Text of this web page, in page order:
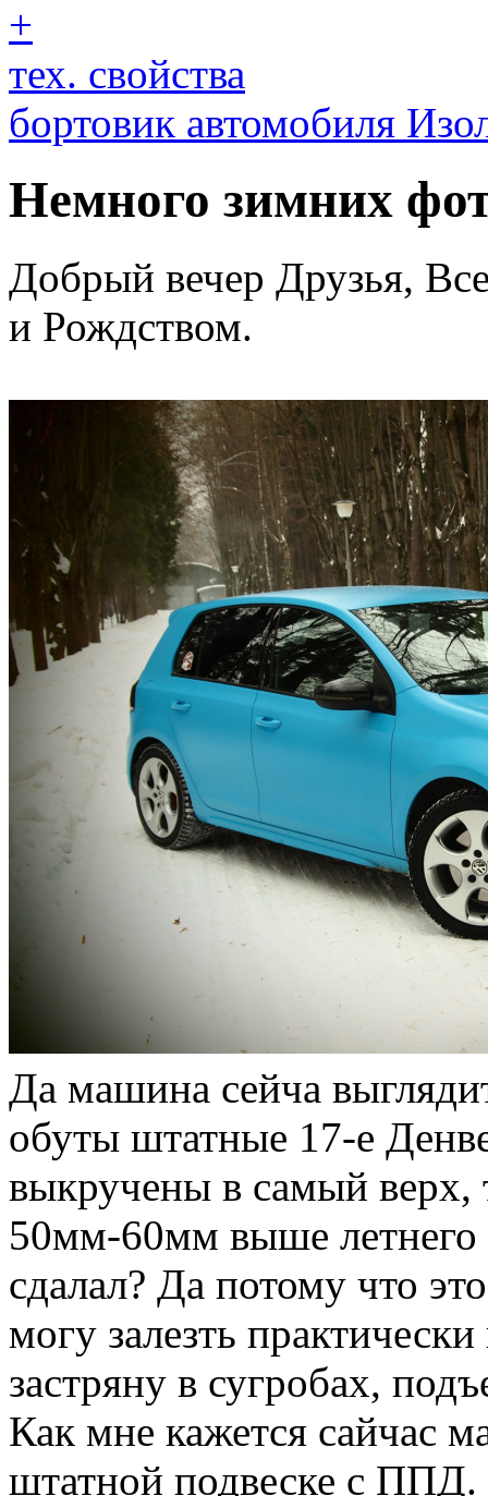
+
тех. свойства
бортовик автомобиля
Немного зимних
Добрый вечер Друзья,
и Рождством.
Да машина сейча
обуты штатные 17-е
выкручены в самый верх,
50мм-60мм выше летнего
сдалал? Да потому что
могу залезть
застряну в сугробах,
Как мне кажется сайчас
штатной подвеске с ППД.